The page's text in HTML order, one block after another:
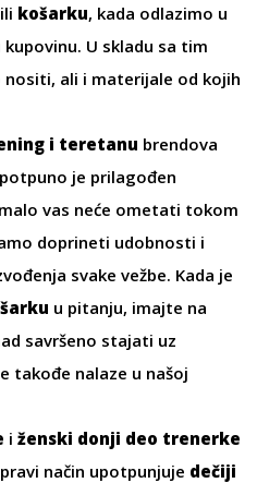
ili košarku, kada odlazimo u
U skladu sa tim
ali i materijale od kojih
i teretanu brendova
potpuno je prilagođen
vas neće ometati tokom
doprineti udobnosti i
svake vežbe. Kada je
u pitanju, imajte na
savršeno stajati uz
takođe nalaze u našoj
i ženski donji deo trenerke
način upotpunjuje dečiji